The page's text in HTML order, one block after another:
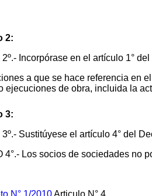
2:
Incorpórase en el artículo 1°
a que se hace referencia en
ejecuciones de obra, incluida la
3:
Sustitúyese el artículo 4° del
4°.- Los socios de sociedades no
N° 1/2010Articulo N° 4